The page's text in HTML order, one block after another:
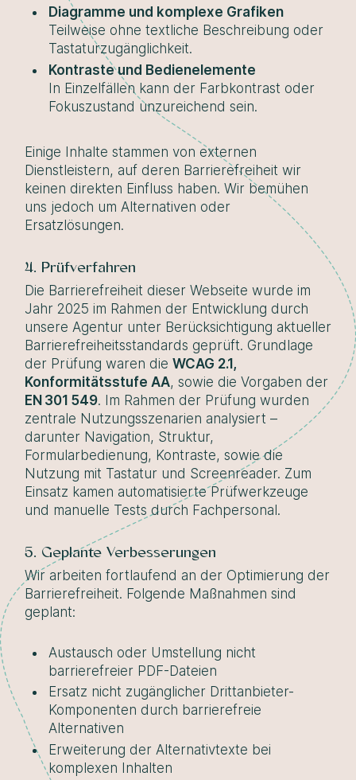
Diagramme und komplexe Grafiken
Teilweise ohne textliche Beschreibung oder
Tastaturzugänglichkeit.
Kontraste und Bedienelemente
In Einzelfällen kann der Farbkontrast oder
Fokuszustand unzureichend sein.
Einige Inhalte stammen von externen
Dienstleistern, auf deren Barrierefreiheit wir
keinen direkten Einfluss haben. Wir bemühen
uns jedoch um Alternativen oder
Ersatzlösungen.
4. Prüfverfahren
Die Barrierefreiheit dieser Webseite wurde im
Jahr 2025 im Rahmen der Entwicklung durch
unsere Agentur unter Berücksichtigung aktueller
Barrierefreiheitsstandards geprüft. Grundlage
der Prüfung waren die WCAG 2.1,
Konformitätsstufe AA, sowie die Vorgaben der
EN 301 549. Im Rahmen der Prüfung wurden
zentrale Nutzungsszenarien analysiert –
darunter Navigation, Struktur,
Formularbedienung, Kontraste, sowie die
Nutzung mit Tastatur und Screenreader. Zum
Einsatz kamen automatisierte Prüfwerkzeuge
und manuelle Tests durch Fachpersonal.
5. Geplante Verbesserungen
Wir arbeiten fortlaufend an der Optimierung der
Barrierefreiheit. Folgende Maßnahmen sind
geplant:
Austausch oder Umstellung nicht
barrierefreier PDF-Dateien
Ersatz nicht zugänglicher Drittanbieter-
Komponenten durch barrierefreie
Alternativen
Erweiterung der Alternativtexte bei
komplexen Inhalten